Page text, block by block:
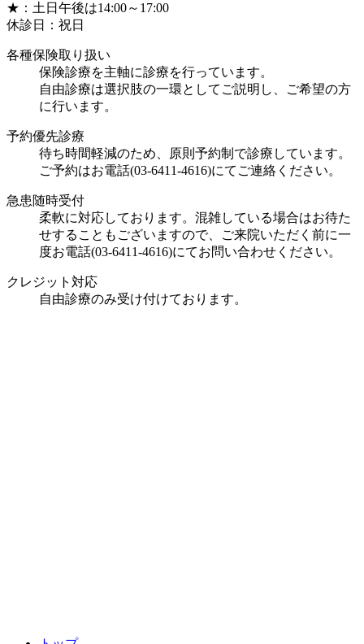
★：土日午後は14:00～17:00
休診日：祝日
各種保険取り扱い
保険診療を主軸に診療を行っています。
自由診療は選択肢の一環としてご説明し、ご希望の方
に行います。
予約優先診療
待ち時間軽減のため、原則予約制で診療しています。
ご予約はお電話(03-6411-4616)にてご連絡ください。
急患随時受付
柔軟に対応しております。混雑している場合はお待た
せすることもございますので、ご来院いただく前に一
度お電話(03-6411-4616)にてお問い合わせください。
クレジット対応
自由診療のみ受け付けております。